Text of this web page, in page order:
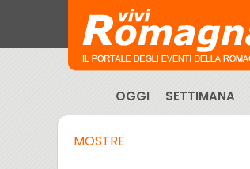
OGGI SETTIMANA
MOSTRE